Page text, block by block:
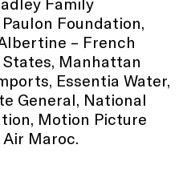
Foundation,
– French
Manhattan
Essentia Water,
General, National
Motion Picture
Maroc.